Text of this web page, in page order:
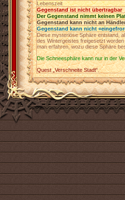
Lebenszeit
Gegenstand ist nicht übertragbar
Der Gegenstand nimmt keinen
Gegenstand kann nicht an
Gegenstand kann nicht
Diese mysteriöse Sphäre entstand,
des Wintergeistes freigesetzt
man erfahren, wozu diese Sphäre
Die Schneesphäre kann nur in der
Quest „Verschneite Stadt“.